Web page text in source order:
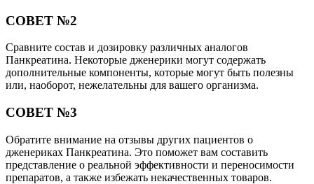
СОВЕТ №2
Сравните состав и дозировку различных аналогов
Панкреатина. Некоторые дженерики могут содержать
дополнительные компоненты, которые могут быть полезны
или, наоборот, нежелательны для вашего организма.
СОВЕТ №3
Обратите внимание на отзывы других пациентов о
дженериках Панкреатина. Это поможет вам составить
представление о реальной эффективности и переносимости
препаратов, а также избежать некачественных товаров.